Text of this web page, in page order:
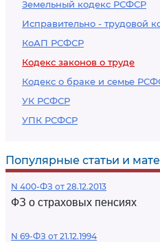
Земельный кодекс РСФСР
Исправительно - трудовой
КоАП РСФСР
Кодекс законов о труде
Кодекс о браке и семье
УК РСФСР
УПК РСФСР
Популярные статьи и
N 400-ФЗ от 28.12.2013
ФЗ о страховых пенсиях
N 69-ФЗ от 21.12.1994